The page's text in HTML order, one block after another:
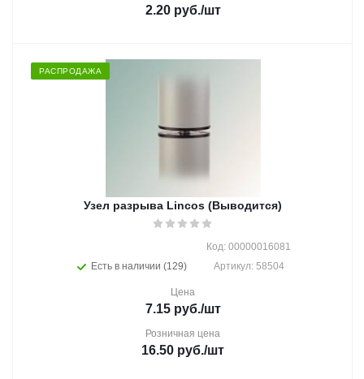
2.20руб./шт
РАСПРОДАЖА
Узел разрыва Lincos (Выводится)
Есть в наличии (129)
Код: 00000016081
Артикул: 58504
Цена
7.15руб./шт
Розничная цена
16.50 руб./шт